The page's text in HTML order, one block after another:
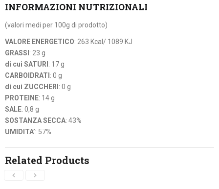
INFORMAZIONI NUTRIZIONALI
(valori medi per 100g di prodotto)
VALORE ENERGETICO: 263 Kcal/ 1089 KJ
GRASSI : 23 g
di cui SATURI : 17 g
CARBOIDRATI : 0 g
di cui ZUCCHERI : 0 g
PROTEINE: 14 g
SALE: 0,8 g
SOSTANZA SECCA: 43%
UMIDITA’: 57%
Related Products